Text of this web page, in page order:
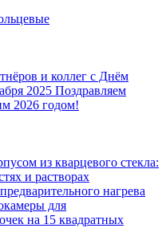
и коллег с Днём
2025 Поздравляем
2026 годом!
из кварцевого стекла:
и растворах
нагрева
для
на 15 квадратных